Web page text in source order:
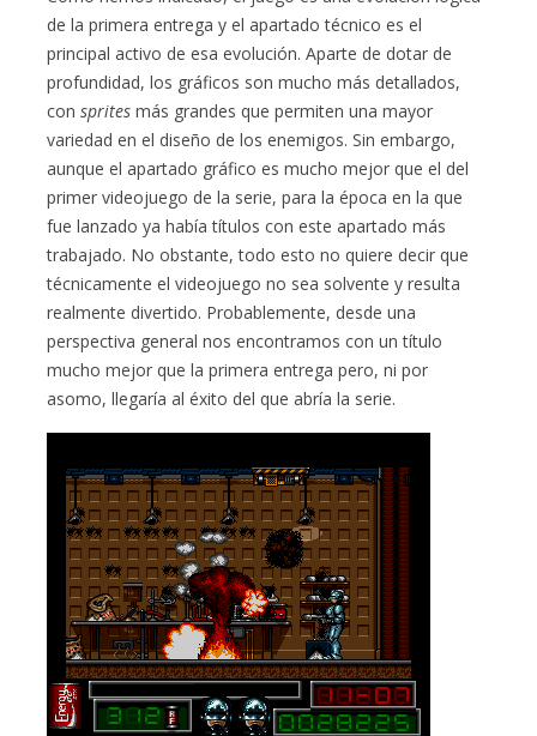
de la primera entrega y el apartado técnico es el
principal activo de esa evolución. Aparte de dotar de
profundidad, los gráficos son mucho más detallados,
consprites más grandes que permiten una mayor
variedad en el diseño de los enemigos. Sin embargo,
aunque el apartado gráfico es mucho mejor que el del
primer videojuego de la serie, para la época en la que
fue lanzado ya había títulos con este apartado más
trabajado. No obstante, todo esto no quiere decir que
técnicamente el videojuego no sea solvente y resulta
realmente divertido. Probablemente, desde una
perspectiva general nos encontramos con un título
mucho mejor que la primera entrega pero, ni por
asomo, llegaría al éxito del que abría la serie.